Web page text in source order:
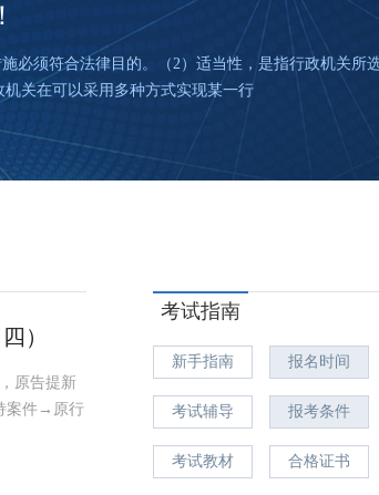
必须符合法律目的。（2）适当性，是指行政机关所
关在可以采用多种方式实现某一行
）
原告提新
案件→原行
考试指南
新手指南 报名时间
考试辅导 报考条件
考试教材 合格证书